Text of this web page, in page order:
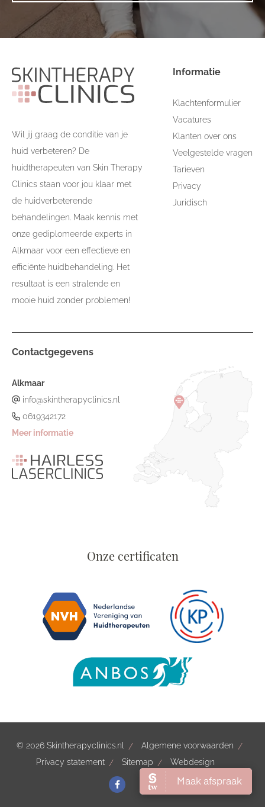
Wil jij graag de conditie van je
huid verbeteren? De
huidtherapeuten van Skin Therapy
Clinics staan voor jou klaar met
de huidverbeterende
behandelingen. Maak kennis met
onze gediplomeerde experts in
Alkmaar voor een effectieve en
efficiënte huidbehandeling. Het
resultaat is een stralende en
mooie huid zonder problemen!
Informatie
Klachtenformulier
Vacatures
Klanten over ons
Veelgestelde vragen
Tarieven
Privacy
Juridisch
Contactgegevens
Alkmaar
info@skintherapyclinics.nl
0619342172
Meer informatie
Onze certificaten
© 2026 Skintherapyclinics.nl
Algemene voorwaarden
Privacy statement
Sitemap Webdesign